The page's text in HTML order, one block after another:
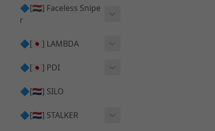
PROWIN
MAXX
SILVERBACK SRS
KWA⧸KSC系列
SRS ⧸ HTI 🟦 主體 ⧸ 彈匣
✅ 碳纖管 ⧸ 彈簧
TAC-41 👁️‍🗨️ 外觀 ⧸ 色彩
MDR-X 🟦 主體 ⧸ 彈匣
✅ 通用 ⧸ 精品
🔷[🇭🇺] Faceless Snipe
r
Mk23 ⧸ SSX23
SRS ⧸ HTI ⧸ TAC-41
🔷[🇯🇵] LAMBDA
Lambda 05 GBB 精密內管
Lambda 03 AEG 精密內管
🔷[🇯🇵] PDI
01 精密內管
05 精密內管
🔷[🇳🇱] SILO
🔷[🇳🇱] STALKER